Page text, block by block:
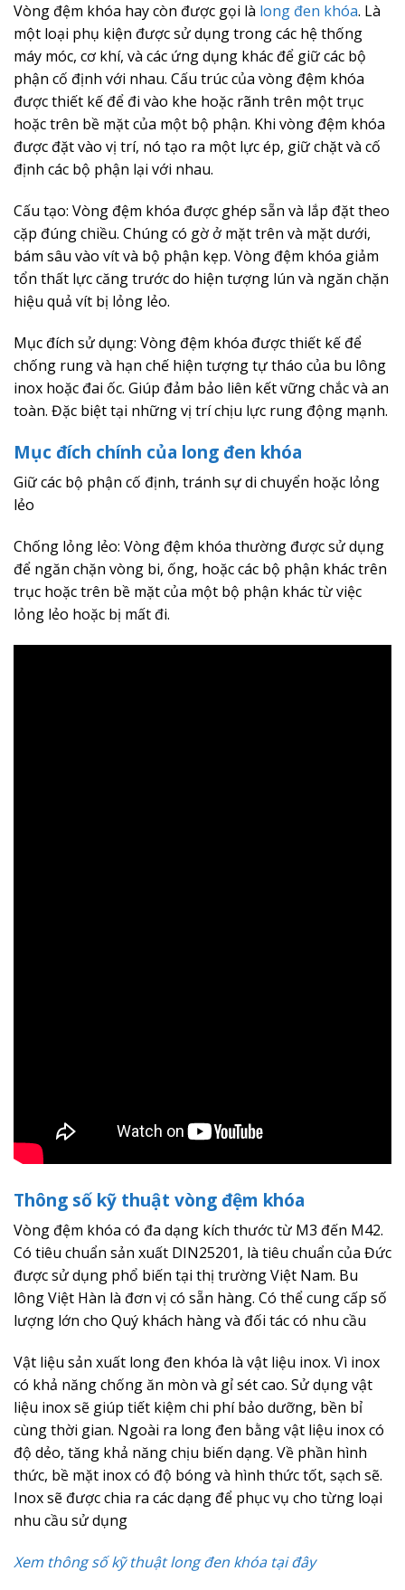
Vòng đệm khóa hay còn được gọi là long đen khóa. Là
một loại phụ kiện được sử dụng trong các hệ thống
máy móc, cơ khí, và các ứng dụng khác để giữ các bộ
phận cố định với nhau. Cấu trúc của vòng đệm khóa
được thiết kế để đi vào khe hoặc rãnh trên một trục
hoặc trên bề mặt của một bộ phận. Khi vòng đệm khóa
được đặt vào vị trí, nó tạo ra một lực ép, giữ chặt và cố
định các bộ phận lại với nhau.
Cấu tạo: Vòng đệm khóa được ghép sẵn và lắp đặt theo
cặp đúng chiều. Chúng có gờ ở mặt trên và mặt dưới,
bám sâu vào vít và bộ phận kẹp. Vòng đệm khóa giảm
tổn thất lực căng trước do hiện tượng lún và ngăn chặn
hiệu quả vít bị lỏng lẻo.
Mục đích sử dụng: Vòng đệm khóa được thiết kế để
chống rung và hạn chế hiện tượng tự tháo của bu lông
inox hoặc đai ốc. Giúp đảm bảo liên kết vững chắc và an
toàn. Đặc biệt tại những vị trí chịu lực rung động mạnh.
Mục đích chính của long đen khóa
Giữ các bộ phận cố định, tránh sự di chuyển hoặc lỏng
lẻo
Chống lỏng lẻo: Vòng đệm khóa thường được sử dụng
để ngăn chặn vòng bi, ống, hoặc các bộ phận khác trên
trục hoặc trên bề mặt của một bộ phận khác từ việc
lỏng lẻo hoặc bị mất đi.
Thông số kỹ thuật vòng đệm khóa
Vòng đệm khóa có đa dạng kích thước từ M3 đến M42.
Có tiêu chuẩn sản xuất DIN25201, là tiêu chuẩn của Đức
được sử dụng phổ biến tại thị trường Việt Nam. Bu
lông Việt Hàn là đơn vị có sẵn hàng. Có thể cung cấp số
lượng lớn cho Quý khách hàng và đối tác có nhu cầu
Vật liệu sản xuất long đen khóa là vật liệu inox. Vì inox
có khả năng chống ăn mòn và gỉ sét cao. Sử dụng vật
liệu inox sẽ giúp tiết kiệm chi phí bảo dưỡng, bền bỉ
cùng thời gian. Ngoài ra long đen bằng vật liệu inox có
độ dẻo, tăng khả năng chịu biến dạng. Về phần hình
thức, bề mặt inox có độ bóng và hình thức tốt, sạch sẽ.
Inox sẽ được chia ra các dạng để phục vụ cho từng loại
nhu cầu sử dụng
Xem thông số kỹ thuật long đen khóa tại đây